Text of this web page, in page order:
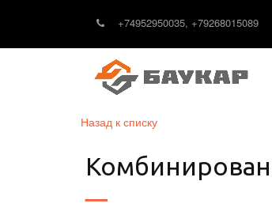
+74952950035, +79268015089
Назад к списку